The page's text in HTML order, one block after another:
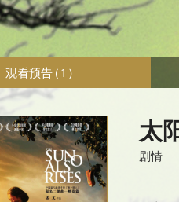
观看预告 ( 1 )
太
剧情